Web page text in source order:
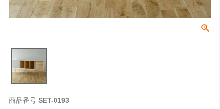
商品番号 SET-0193